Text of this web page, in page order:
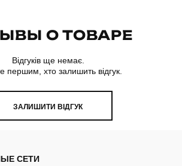
О ТОВАРЕ
Відгуків ще немає.
першим, хто залишить відгук.
ЗАЛИШИТИ ВІДГУК
СЕТИ